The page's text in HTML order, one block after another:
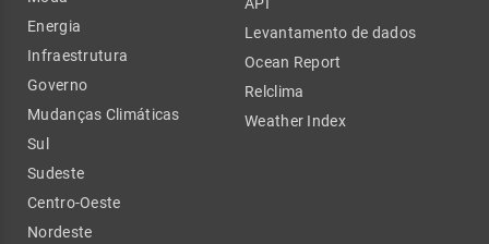
Energia
Infraestrutura
Governo
Mudanças Climáticas
Sul
Sudeste
Centro-Oeste
Nordeste
Levantamento de dados
Ocean Report
Relclima
Weather Index